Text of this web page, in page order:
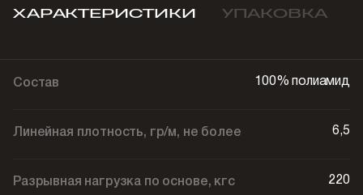
ХАРАКТЕРИСТИКИ УПАКОВКА
Состав 100% полиамид
Линейная плотность, гр/м, не более 6,5
Разрывная нагрузка по основе, кгс 220